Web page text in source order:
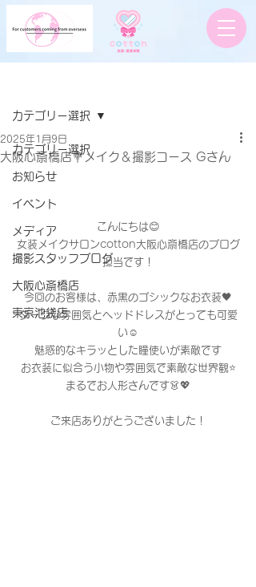
カテゴリー選択
お知らせ
イベント
メディア
撮影スタッフブログ
大阪心斎橋店
東京池袋店
カテゴリー選択
大阪心斎橋店💐メイク＆撮影コース Gさん
2025年1月9日
こんにちは😊
女装メイクサロンcotton大阪心斎橋店のブログ
担当です！
今回のお客様は、赤黒のゴシックなお衣装🖤
ダークな雰囲気とヘッドドレスがとっても可愛
い☺️
魅惑的なキラッとした瞳使いが素敵です
お衣装に似合う小物や雰囲気で素敵な世界観⭐️
まるでお人形さんです👗💖
ご来店ありがとうございました！